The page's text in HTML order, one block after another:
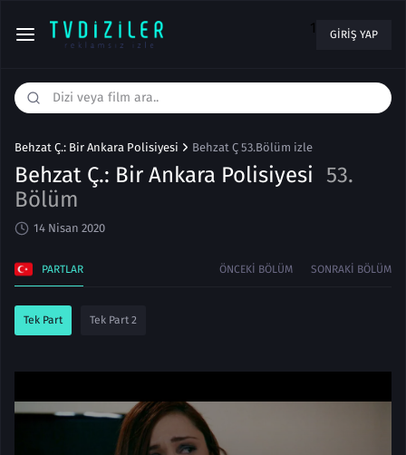
1 GIRIŞ YAP
Behzat Ç.: Bir Ankara Polisiyesi Behzat Ç 53.Bölüm izle
Behzat Ç.: Bir Ankara Polisiyesi
53.
Bölüm
14 Nisan 2020
PARTLAR ÖNCEKI BÖLÜM SONRAKI BÖLÜM
Tek Part Tek Part 2